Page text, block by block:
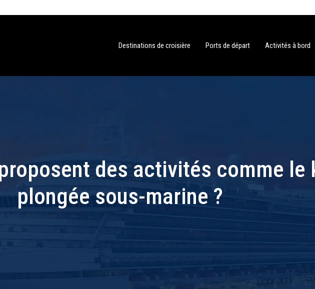
Destinations de croisière Ports de départ Activités à bord
des activités comme le
plongée sous-marine ?